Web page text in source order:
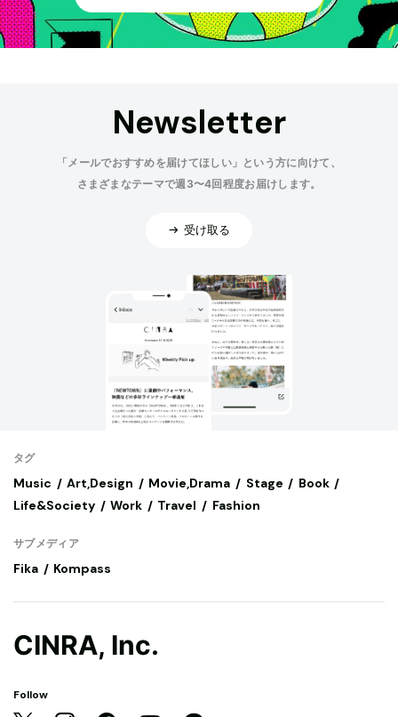
Newsletter
「メールでおすすめを届けてほしい」という方に向けて、
さまざまなテーマで週3〜4回程度お届けします。
受け取る
タグ
Music Art,Design Movie,Drama Stage
Book
Life&Society
Work Travel Fashion
サブメディア
Fika Kompass
CINRA, Inc.
Follow